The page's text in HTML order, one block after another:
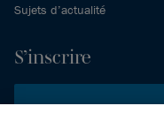
Sujets d’actualité
S’inscrire